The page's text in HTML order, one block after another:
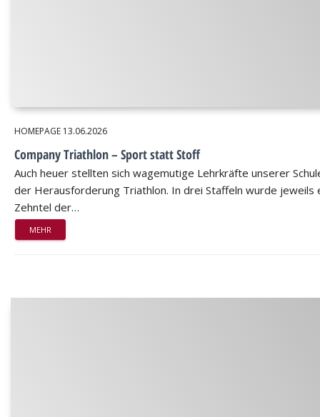
HOMEPAGE 13.06.2026
Company Triathlon – Sport statt Stoff
Auch heuer stellten sich wagemutige Lehrkräfte unserer
der Herausforderung Triathlon. In drei Staffeln wurde jeweils
Zehntel der…
MEHR